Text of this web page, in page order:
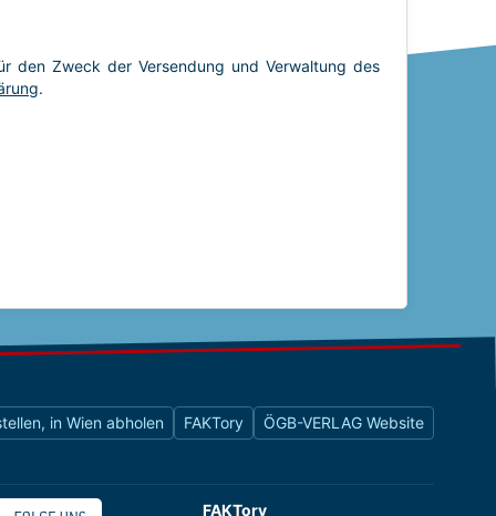
in Wien abholen FAKTory ÖGB-VERLAG Website
FAKTory